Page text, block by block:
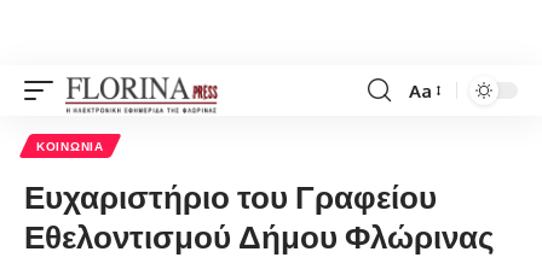
Font
Aa
ΚΟΙΝΩΝΊΑ
Ευχαριστήριο του Γραφείου
Εθελοντισμού Δήμου Φλώρινας